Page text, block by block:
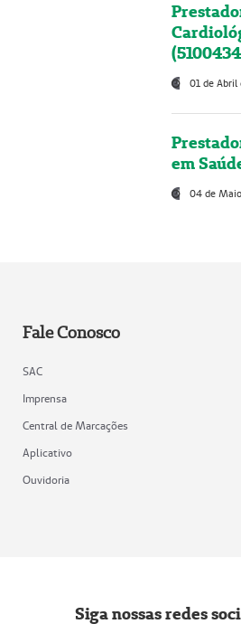
01 de Abril
em
04 de
Fale Conosco
SAC
Imprensa
Central de Marcações
Aplicativo
Ouvidoria
Siga nossas redes